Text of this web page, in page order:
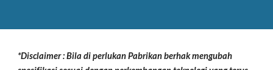
*Disclaimer : Bila di perlukan Pabrikan berhak mengubah